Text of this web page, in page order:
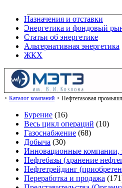
Назначения и отставки
Энергетика и фондовый
Статьи об энергетике
Альтернативная энергетика
ЖКХ
Каталог компаний Нефтегазовая
Бурение (16)
Весь цикл операций (10)
Газоснабжение (68)
Добыча (30)
Инновационные компании,
Нефтебазы (хранение
Нефтетрейдинг
Переработка и продажа